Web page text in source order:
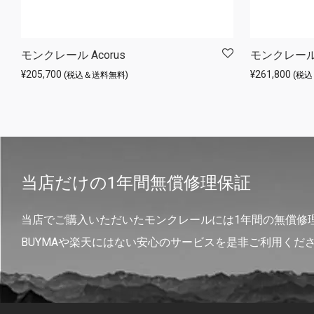
モンクレール Acorus
¥205,700 (税込＆送料無料)
モンクレー
¥261,800 (税
当店だけの1年間無償修理保証
当店でご購入いただいたモンクレールには1年間の無償修
BUYMAや楽天にはない安心のサービスを是非ご利用くだ